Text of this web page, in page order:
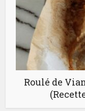
Roulé de